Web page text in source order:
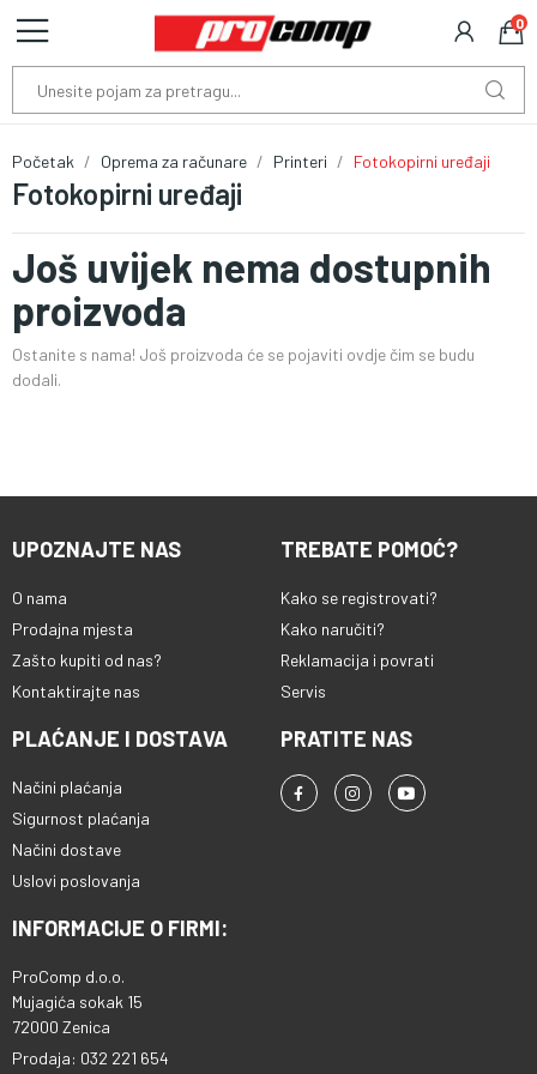
0
Fotokopirni uređaji
Početak Oprema za računare Printeri Fotokopirni uređaji
Još uvijek nema dostupnih
proizvoda
Ostanite s nama! Još proizvoda će se pojaviti ovdje čim se budu
dodali.
UPOZNAJTE NAS
O nama
Prodajna mjesta
Zašto kupiti od nas?
Kontaktirajte nas
TREBATE POMOĆ?
Kako se registrovati?
Kako naručiti?
Reklamacija i povrati
Servis
PLAĆANJE I DOSTAVA
Načini plaćanja
Sigurnost plaćanja
Načini dostave
Uslovi poslovanja
PRATITE NAS
INFORMACIJE O FIRMI:
ProComp d.o.o.
Mujagića sokak 15
72000 Zenica
Prodaja: 032 221 654